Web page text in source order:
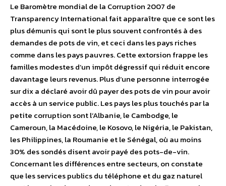
Le Baromètre mondial de la Corruption 2007 de
Transparency International fait apparaître que ce sont les
plus démunis qui sont le plus souvent confrontés à des
demandes de pots de vin, et ceci dans les pays riches
comme dans les pays pauvres. Cette extorsion frappe les
familles modestes d’un impôt dégressif qui réduit encore
davantage leurs revenus. Plus d’une personne interrogée
sur dix a déclaré avoir dû payer des pots de vin pour avoir
accès à un service public. Les pays les plus touchés par la
petite corruption sont l’Albanie, le Cambodge, le
Cameroun, la Macédoine, le Kosovo, le Nigéria, le Pakistan,
les Philippines, la Roumanie et le Sénégal, où au moins
30% des sondés disent avoir payé des pots-de-vin.
Concernant les différences entre secteurs, on constate
que les services publics du téléphone et du gaz naturel